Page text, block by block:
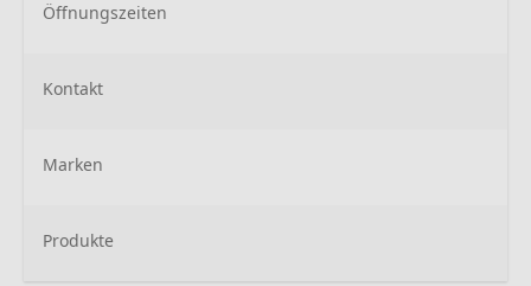
Öffnungszeiten
Kontakt
Marken
Produkte